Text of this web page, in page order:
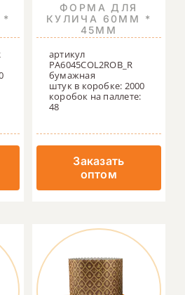
ФОРМА ДЛЯ
КУЛИЧА 60ММ *
45ММ
артикул
PA6045COL2ROB_R
бумажная
штук в коробке: 2000
коробок на паллете:
48
Заказать
оптом